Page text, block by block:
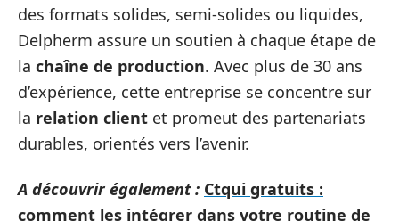
des formats solides, semi-solides ou liquides,
Delpherm assure un soutien à chaque étape de
la chaîne de production. Avec plus de 30 ans
d’expérience, cette entreprise se concentre sur
la relation client et promeut des partenariats
durables, orientés vers l’avenir.
A découvrir également : Ctqui gratuits :
comment les intégrer dans votre routine de